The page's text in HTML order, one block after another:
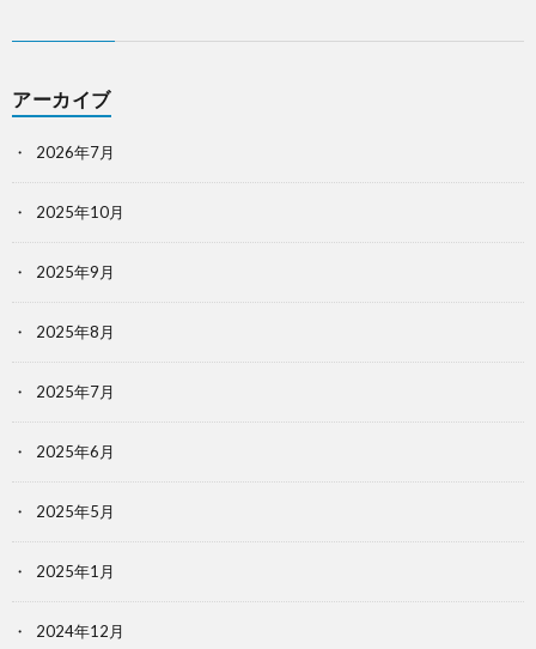
アーカイブ
2026年7月
2025年10月
2025年9月
2025年8月
2025年7月
2025年6月
2025年5月
2025年1月
2024年12月